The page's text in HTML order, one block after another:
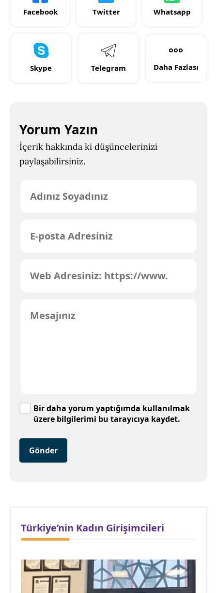
Facebook Twitter Whatsapp
Skype Telegram Daha Fazlası
Yorum Yazın
İçerik hakkında ki düşüncelerinizi
paylaşabilirsiniz.
Bir daha yorum yaptığımda kullanılmak
üzere bilgilerimi bu tarayıcıya kaydet.
Gönder
Türkiye’nin Kadın Girişimcileri